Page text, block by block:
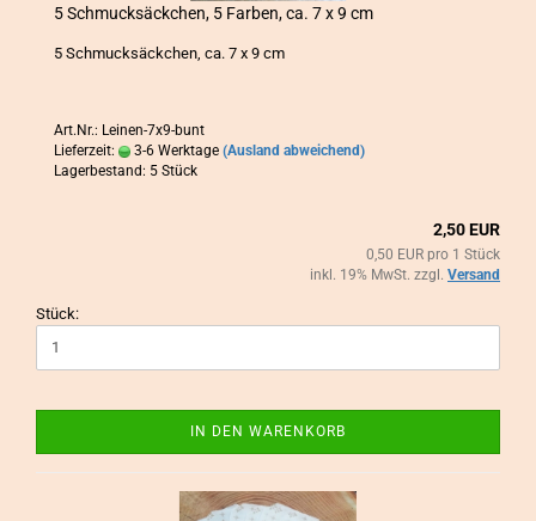
5 Schmuck­säck­chen, 5 Far­ben, ca. 7 x 9 cm
5 Schmuck­säck­chen, ca. 7 x 9 cm
Art.Nr.: Leinen-7x9-bunt
Lieferzeit:
3-6 Werktage (Ausland abweichend)
Lagerbestand: 5 Stück
2,50 EUR
0,50 EUR pro 1 Stück
inkl. 19% MwSt. zzgl. Versand
Stück:
IN DEN WARENKORB